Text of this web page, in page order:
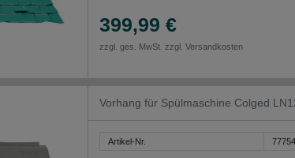
399,99 €
zzgl. ges. MwSt. zzgl. Versandkosten
Vorhang für Spülmaschine Colged
Artikel-Nr.